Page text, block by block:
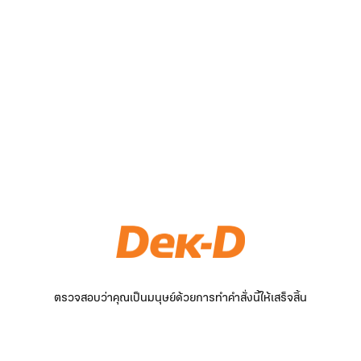
ตรวจสอบว่าคุณเป็นมนุษย์ด้วยการทำคำสั่งนี้ให้เสร็จสิ้น